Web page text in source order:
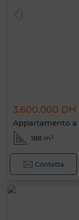
3.600.000 DH
Appartamento a
188 m²
Contatta